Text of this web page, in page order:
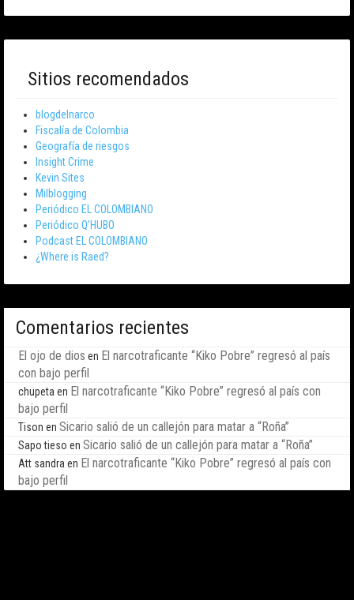
Sitios recomendados
blogdelnarco
Fiscalía de Colombia
Geografía de riesgos
Insight Crime
Kevin Sites
Milblogging
Periódico EL COLOMBIANO
Periódico Q’HUBO
Podcast EL COLOMBIANO
¿Where is Raed?
Comentarios recientes
El ojo de dios en El narcotraficante “Kiko Pobre” regresó al país
con bajo perfil
chupeta en El narcotraficante “Kiko Pobre” regresó al país con
bajo perfil
Tison en Sicario salió de un callejón para matar a “Roña”
Sapo tieso en Sicario salió de un callejón para matar a “Roña”
Att sandra en El narcotraficante “Kiko Pobre” regresó al país con
bajo perfil